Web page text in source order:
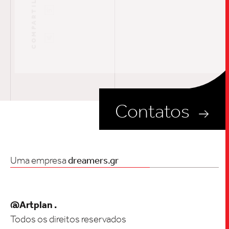
Contatos
Uma empresadreamers.gr
@Artplan .
Todos os direitos reservados